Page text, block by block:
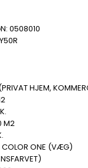
0508010
HJEM,
M2
COLOR ONE (VÆG)